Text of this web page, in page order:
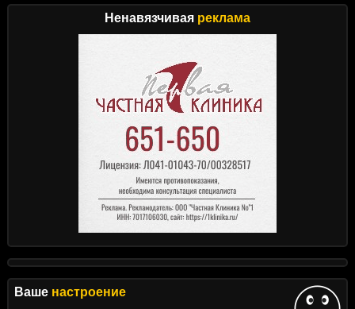
Ненавязчивая реклама
Ваше настроение